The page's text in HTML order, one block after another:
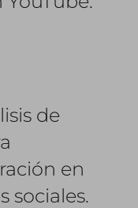
de
en
sociales.